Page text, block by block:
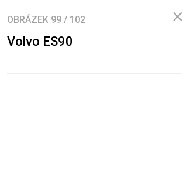
OBRÁZEK 99 / 102
Volvo ES90